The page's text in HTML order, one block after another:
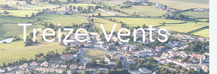
Treize-Vents
Bienvenue à